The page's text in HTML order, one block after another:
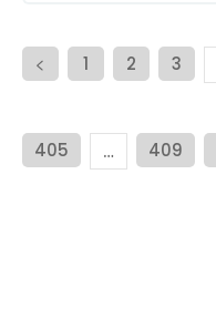
1 2 3
405
… 409